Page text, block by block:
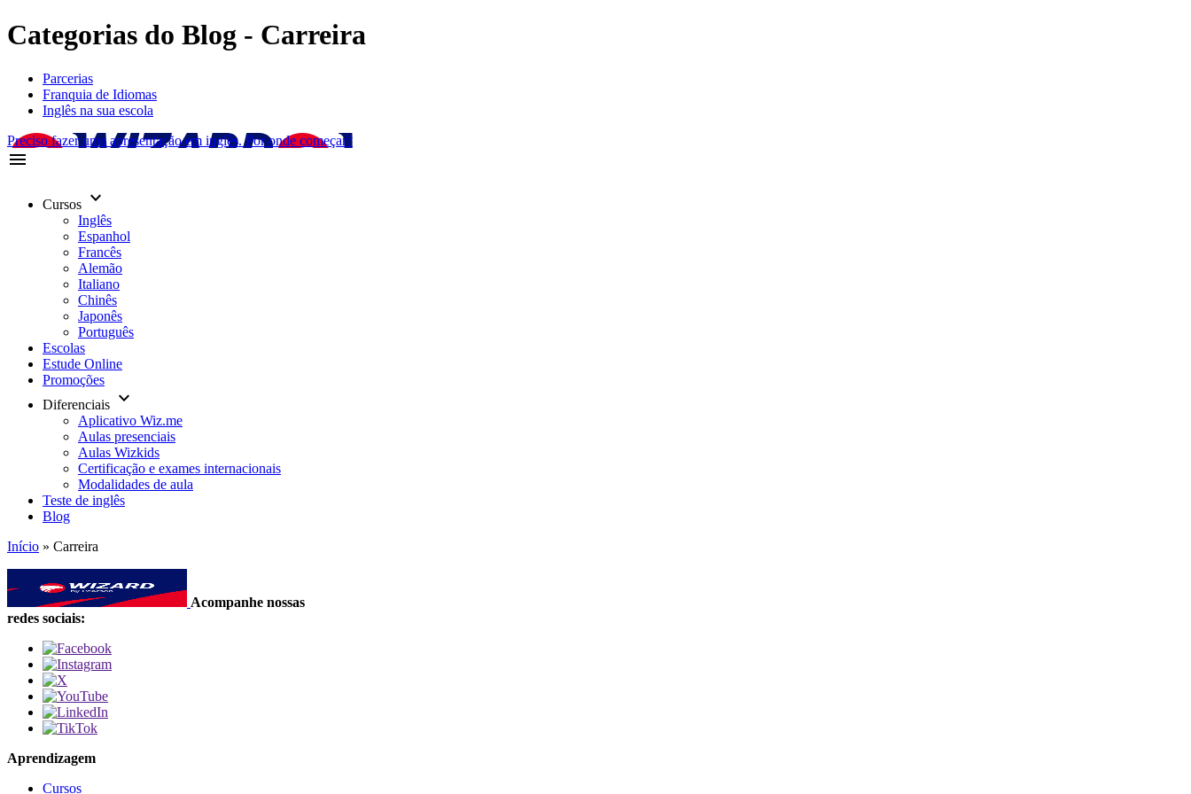
Categorias do Blog - Carreira
Parcerias
Franquia de Idiomas
Inglês na sua escola
Preciso fazer uma apresentação em inglês. Por onde começar?
menu
Cursos keyboard_arrow_down
Inglês
Espanhol
Francês
Alemão
Italiano
Chinês
Japonês
Português
Escolas
Estude Online
Promoções
Diferenciais keyboard_arrow_down
Aplicativo Wiz.me
Aulas presenciais
Aulas Wizkids
Certificação e exames internacionais
Modalidades de aula
Teste de inglês
Blog
Início » Carreira
Acompanhe nossas
redes sociais:
Aprendizagem
Cursos